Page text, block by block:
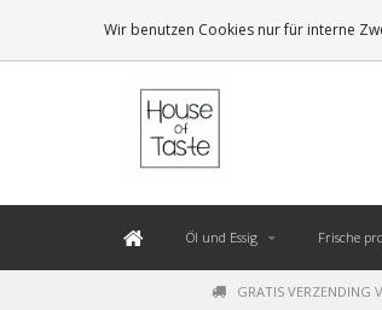
Öl und Essig Frische
GRATIS VERZENDING
Wir benutzen Cookies nur für interne